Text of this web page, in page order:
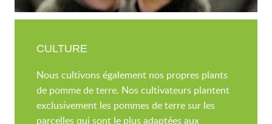
CULTURE
Nous cultivons également nos propres plants
de pomme de terre. Nos cultivateurs plantent
exclusivement les pommes de terre sur les
parcelles qui sont le plus adaptées aux